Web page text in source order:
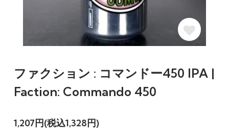
ファクション : コマンドー450 IPA |
Faction: Commando 450
1,207円(税込1,328円)